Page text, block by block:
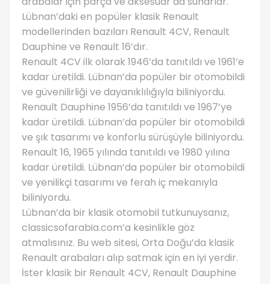
Lübnan’daki en popüler klasik Renault
modellerinden bazıları Renault 4CV, Renault
Dauphine ve Renault 16’dır.
Renault 4CV ilk olarak 1946’da tanıtıldı ve 1961’e
kadar üretildi. Lübnan’da popüler bir otomobildi
ve güvenilirliği ve dayanıklılığıyla biliniyordu.
Renault Dauphine 1956’da tanıtıldı ve 1967’ye
kadar üretildi. Lübnan’da popüler bir otomobildi
ve şık tasarımı ve konforlu sürüşüyle ​​biliniyordu.
Renault 16, 1965 yılında tanıtıldı ve 1980 yılına
kadar üretildi. Lübnan’da popüler bir otomobildi
ve yenilikçi tasarımı ve ferah iç mekanıyla
biliniyordu.
Lübnan’da bir klasik otomobil tutkunuysanız,
classicsofarabia.com’a kesinlikle göz
atmalısınız. Bu web sitesi, Orta Doğu’da klasik
Renault arabaları alıp satmak için en iyi yerdir.
İster klasik bir Renault 4CV, Renault Dauphine